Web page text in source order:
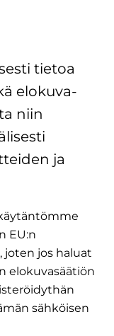
tietoa
elokuva-
niin
ja
EU:n
joten jos haluat
elokuvasäätiön
sähköisen